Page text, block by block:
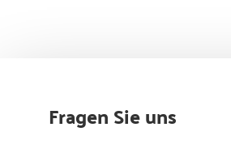
Fragen Sie uns